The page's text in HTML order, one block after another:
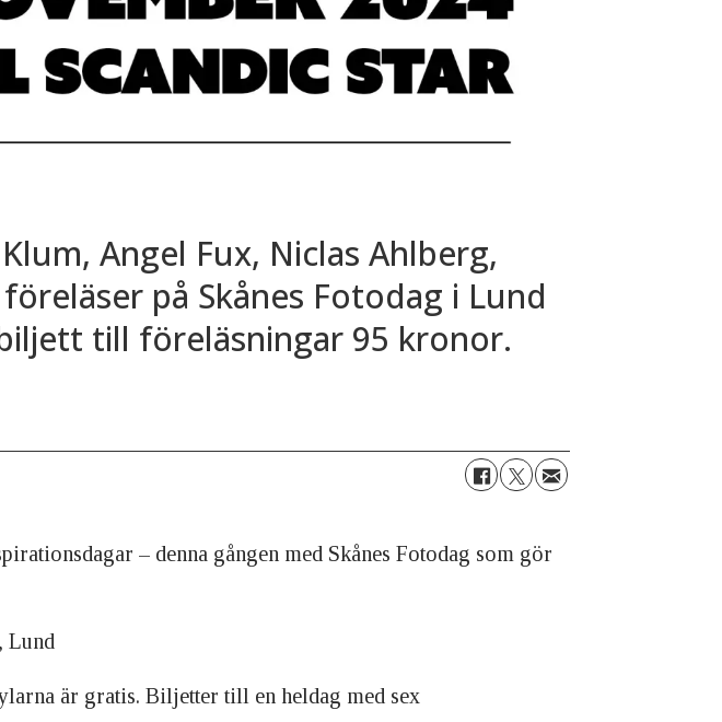
Angel Fux, Niclas Ahlberg,
på Skånes Fotodag i Lund
till föreläsningar 95 kronor.
– denna gången med Skånes Fotodag som gör
Lund
är gratis. Biljetter till en heldag med sex